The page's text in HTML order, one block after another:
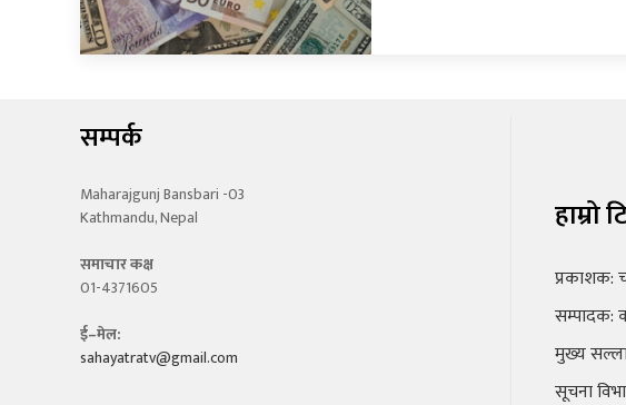
सम्पर्क
Maharajgunj Bansbari -03
Kathmandu, Nepal
समाचार कक्ष
01-4371605
ई–मेल:
sahayatratv@gmail.com
हाम्रो
प्रकाशक:
सम्पादक:
मुख्य
सूचना